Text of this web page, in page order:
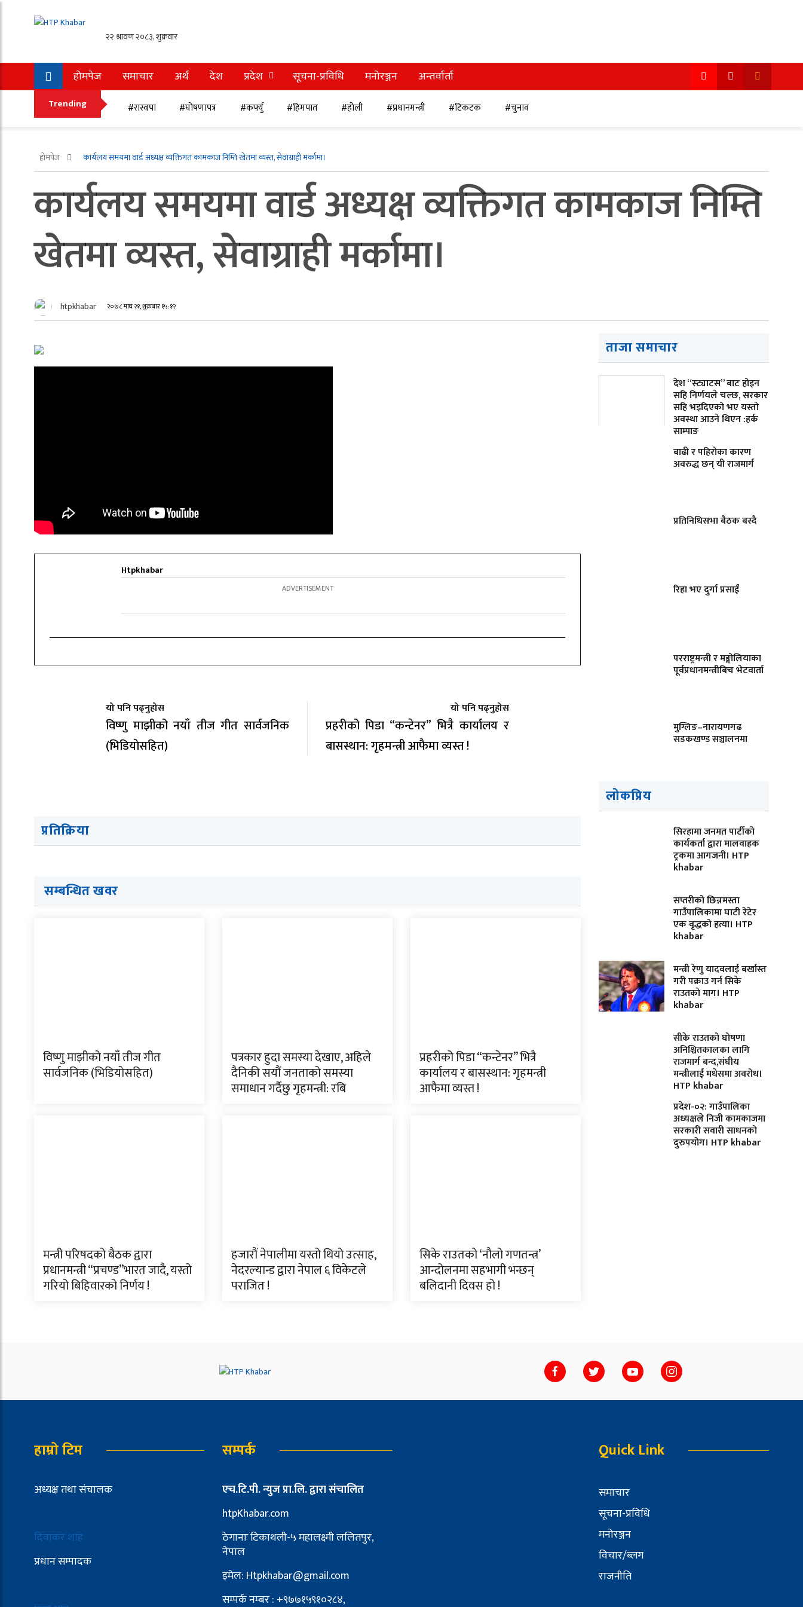
होमपेज समाचार अर्थ देश प्रदेश सूचना-प्रविधि मनोरञ्जन
अन्तर्वार्ता
अन्तर्राष्ट्रिय
खेलकुद
Trending #रास्वपा #घोषणापत्र #कर्फ्यु #हिमपात #होली #प्रधानमन्त्री #टिकटक #चुनाव
होमपेज कार्यलय समयमा वार्ड अध्यक्ष व्यक्तिगत कामकाज निम्ति खेतमा व्यस्त, सेवाग्राही मर्कामा।
कार्यलय समयमा वार्ड अध्यक्ष व्यक्तिगत कामकाज निम्ति
खेतमा व्यस्त, सेवाग्राही मर्कामा।
htpkhabar २०७८ माघ २१, शुक्रबार १५:१२
Htpkhabar
यो पनि पढ्नुहोस
विष्णु माझीको नयाँ तीज गीत सार्वजनिक
(भिडियाेसहित)
यो पनि पढ्नुहोस
प्रहरीको पिडा “कन्टेनर” भित्रै कार्यालय र
बासस्थान: गृहमन्त्री आफैमा व्यस्त !
प्रतिक्रिया
सम्बन्धित खवर
विष्णु माझीको नयाँ तीज गीत
सार्वजनिक (भिडियाेसहित)
पत्रकार हुदा समस्या देखाए, अहिले
दैनिकी सयौं जनताको समस्या
समाधान गर्दैछु गृहमन्त्री: रबि
प्रहरीको पिडा “कन्टेनर” भित्रै
कार्यालय र बासस्थान: गृहमन्त्री
आफैमा व्यस्त !
मन्त्री परिषदको बैठक द्वारा
प्रधानमन्त्री “प्रचण्ड”भारत जादै, यस्तो
गरियो बिहिवारको निर्णय !
हजारौं नेपालीमा यस्तो थियो उत्साह,
नेदरल्यान्ड द्वारा नेपाल ६ विकेटले
पराजित !
सिके राउतको ‘नौलो गणतन्त्र’
आन्दोलनमा सहभागी भन्छन्
बलिदानी दिवस हो !
ताजा समाचार
देश “स्ट्याटस” बाट होइन
सहि निर्णयले चल्छ, सरकार
सहि भइदिएको भए यस्तो
अवस्था आउने थिएन :हर्क
साम्पाङ
बाढी र पहिरोका कारण
अवरुद्ध छन् यी राजमार्ग
प्रतिनिधिसभा बैठक बस्दै
रिहा भए दुर्गा प्रसाईं
परराष्ट्रमन्त्री र मङ्गोलियाका
पूर्वप्रधानमन्त्रीबिच भेटवार्ता
मुग्लिङ–नारायणगढ
सडकखण्ड सञ्चालनमा
लोकप्रिय
सिरहामा जनमत पार्टीको
कार्यकर्ता द्वारा मालवाहक
ट्रकमा आगजनी। HTP
khabar
सप्तरीको छिन्नमस्ता
गाउँपालिकामा घाटी रेटेर
एक वृद्धको हत्या। HTP
khabar
मन्त्री रेणु यादवलाई बर्खास्त
गरी पक्राउ गर्न सिके
राउतकाे माग। HTP
khabar
सीके राउतको घोषणा
अनिश्चितकालका लागि
राजमार्ग बन्द,संघीय
मन्त्रीलाई मधेसमा अवरोध।
HTP khabar
प्रदेश-०२: गाउँपालिका
अध्यक्षले निजी कामकाजमा
सरकारी सवारी साधनको
दुरुपयोग। HTP khabar
हाम्रो टिम
अध्यक्ष तथा संचालक
दिवाकर शाह
प्रधान सम्पादक
सम्पर्क
एच.टि.पी. न्युज प्रा.लि. द्वारा संचालित
htpKhabar.com
ठेगानाः टिकाथली-५ महालक्ष्मी ललितपुर,
नेपाल
इमेल: Htpkhabar@gmail.com
सम्पर्क नम्बर : +९७७१५९१०२८४,
Quick Link
समाचार
सूचना-प्रविधि
मनोरञ्जन
विचार/ब्लग
राजनीति